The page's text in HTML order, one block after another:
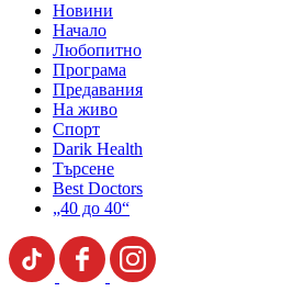
Новини
Начало
Любопитно
Програма
Предавания
На живо
Спорт
Darik Health
Търсене
Best Doctors
„40 до 40“